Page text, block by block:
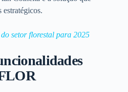
estratégicos.
do setor florestal para 2025